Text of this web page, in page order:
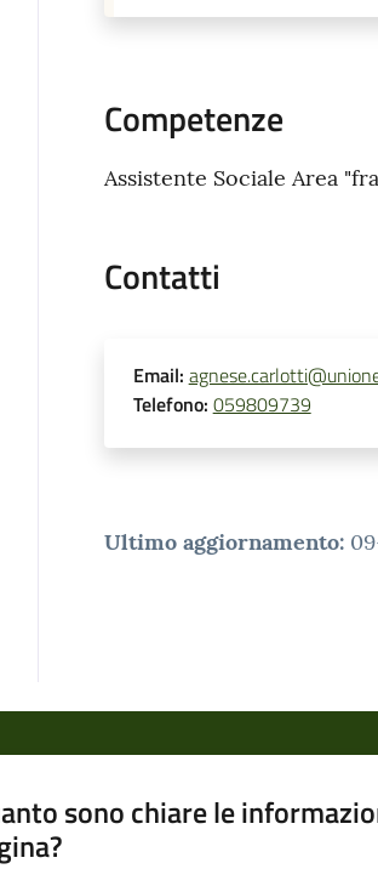
Competenze
Assistente Sociale Area
Contatti
Email:
Telefono: 059809739
Ultimo aggiornamento:
sono chiare le